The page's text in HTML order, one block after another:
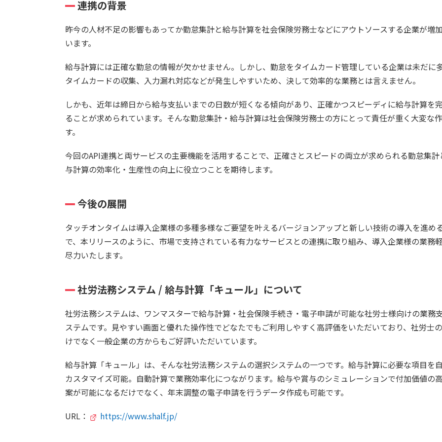
連携の背景
昨今の人材不足の影響もあってか勤怠集計と給与計算を社会保険労務士などにアウトソースする企業が増
います。
給与計算には正確な勤怠の情報が欠かせません。しかし、勤怠をタイムカード管理している企業は未だに多
タイムカードの収集、入力漏れ対応などが発生しやすいため、決して効率的な業務とは言えません。
しかも、近年は締日から給与支払いまでの日数が短くなる傾向があり、正確かつスピーディに給与計算を
ることが求められています。そんな勤怠集計・給与計算は社会保険労務士の方にとって責任が重く大変な
す。
今回のAPI連携と両サービスの主要機能を活用することで、正確さとスピードの両立が求められる勤怠集計
与計算の効率化・生産性の向上に役立つことを期待します。
今後の展開
タッチオンタイムは導入企業様の多種多様なご要望を叶えるバージョンアップと新しい技術の導入を進め
で、本リリースのように、市場で支持されている有力なサービスとの連携に取り組み、導入企業様の業務
尽力いたします。
社労法務システム / 給与計算「キュール」について
社労法務システムは、ワンマスターで給与計算・社会保険手続き・電子申請が可能な社労士様向けの業務
ステムです。見やすい画面と優れた操作性でどなたでもご利用しやすく高評価をいただいており、社労士
けでなく一般企業の方からもご好評いただいています。
給与計算「キュール」は、そんな社労法務システムの選択システムの一つです。給与計算に必要な項目を
カスタマイズ可能。自動計算で業務効率化につながります。給与や賞与のシミュレーションで付加価値の
案が可能になるだけでなく、年末調整の電子申請を行うデータ作成も可能です。
URL：
https://www.shalf.jp/